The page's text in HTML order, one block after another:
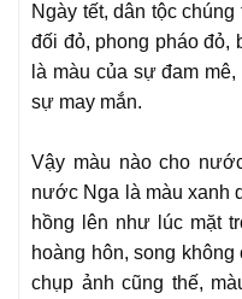
Ngày tết, dân tộc
đối đỏ, phong pháo đỏ,
là màu của sự đam
sự may mắn.
Vậy màu nào cho
nước Nga là màu xanh
hồng lên như lúc mặt
hoàng hôn, song
chụp ảnh cũng thế,